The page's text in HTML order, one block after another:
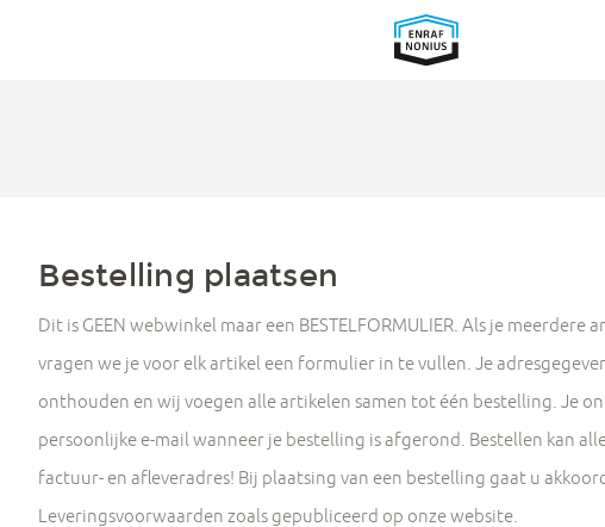
Bestelling plaatsen
Dit is GEEN webwinkel maar een BESTELFORMULIER. Als je meerdere
vragen we je voor elk artikel een formulier in te vullen. Je
onthouden en wij voegen alle artikelen samen tot één bestelling. Je
persoonlijke e-mail wanneer je bestelling is afgerond. Bestellen kan
factuur- en afleveradres! Bij plaatsing van een bestelling gaat u
Leveringsvoorwaarden zoals gepubliceerd op onze website.